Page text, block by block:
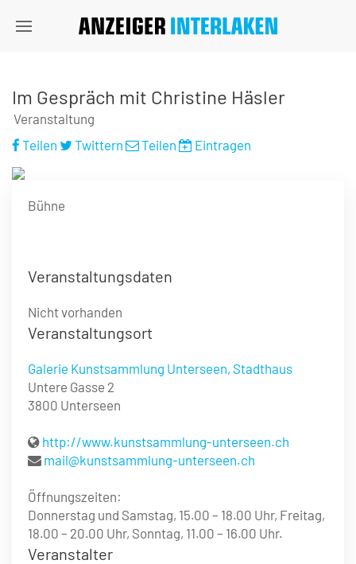
Im Gespräch mit Christine Häsler
Veranstaltung
Teilen
Twittern Teilen Eintragen
Bühne
Veranstaltungsdaten
Nicht vorhanden
Veranstaltungsort
Galerie Kunstsammlung Unterseen, Stadthaus
Untere Gasse 2
3800 Unterseen
http://www.kunstsammlung-unterseen.ch
mail@kunstsammlung-unterseen.ch
Öffnungszeiten:
Donnerstag und Samstag, 15.00 – 18.00 Uhr, Freitag,
18.00 – 20.00 Uhr, Sonntag, 11.00 – 16.00 Uhr.
Veranstalter